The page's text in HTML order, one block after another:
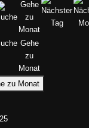
Gehe
zu
Monat
zu Monat